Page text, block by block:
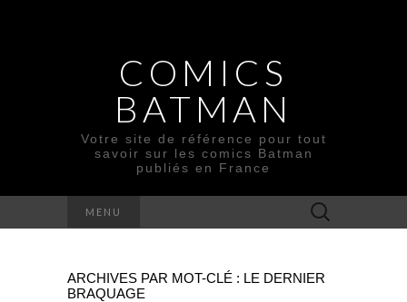
COMICS
BATMAN
Votre site de référence pour tout
savoir sur les comics Batman
publiés en France
MENU Rechercher :
ARCHIVES PAR MOT-CLÉ : LE DERNIER
BRAQUAGE